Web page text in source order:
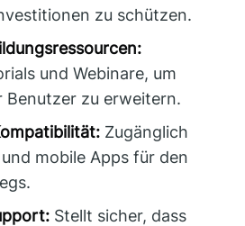
zu schützen.
und Webinare, um
Benutzer zu erweitern.
Zugänglich
mobile Apps für den
Stellt sicher, dass